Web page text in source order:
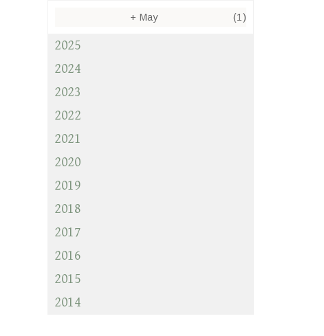
+ May (1)
2025
2024
2023
2022
2021
2020
2019
2018
2017
2016
2015
2014